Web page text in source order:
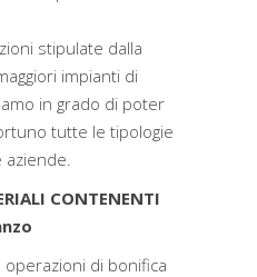
stipulate dalla
impianti di
in grado di poter
tutte le tipologie
CONTENENTI
di bonifica